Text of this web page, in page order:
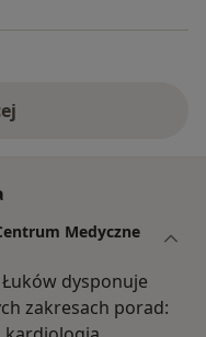
Medyczne
dysponuje
zakresach porad: